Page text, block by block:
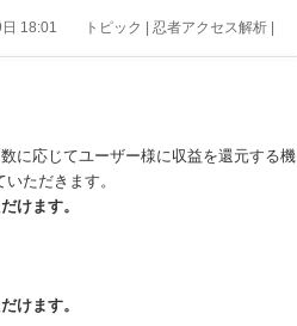
トピック | 忍者アクセス解析 |
18:01
に応じてユーザー様に収益を還元する機
ただきます。
けます。
けます。